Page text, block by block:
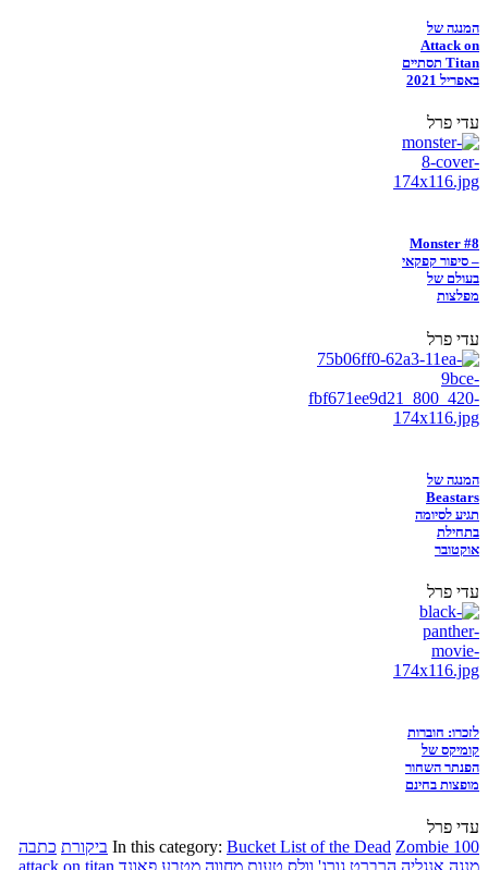
המנגה של
Attack on
Titan תסתיים
באפריל 2021
עדי פרל
Monster #8
– סיפור קפקאי
בעולם של
מפלצות
עדי פרל
המנגה של
Beastars
תגיע לסיומה
בתחילת
אוקטובר
עדי פרל
לזכרו: חוברות
קומיקס של
הפנתר השחור
מופצות בחינם
עדי פרל
In this category: Bucket List of the Dead Zombie 100 ביקורת כתבה